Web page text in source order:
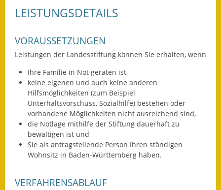
Buslinie 168
Zahlen und Fakten
Rathaus
Bauhof Notzingen
Behördenadressen
Beratungsstellen im
Landkreis
LEISTUNGSDETAILS
VORAUSSETZUNGEN
Leistungen der Landesstiftung können Sie erhalten, wenn
Ihre Familie in Not geraten ist,
keine eigenen und auch keine anderen
Hilfsmöglichkeiten (zum Beispiel
Unterhaltsvorschuss, Sozialhilfe) bestehen oder
vorhandene Möglichkeiten nicht ausreichend sind,
die Notlage mithilfe der Stiftung dauerhaft zu
bewältigen ist und
Sie als antragstellende Person Ihren ständigen
Wohnsitz in Baden-Württemberg haben.
VERFAHRENSABLAUF